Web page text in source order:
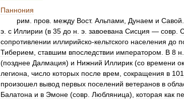
Паннония
рим
пров между Вост. Альпами Дунаем и Савой
э с Иллирии (в 35 до н э завоевана Сисция — совр
сопротивлении иллирийско-кельтского населения до
Тиберием ставшим впоследствии императором В 8 н
(позднее Далмация) и Нижний Иллирик (со времени ок
легиона число которых после врем сокращения в 101
произошел вывод первых поселений ветеранов в
Балатона и в Эмоне (совр Любляница), которая как